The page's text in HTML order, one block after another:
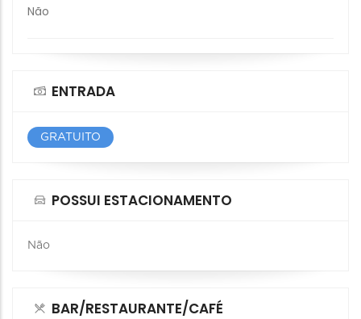
Não
ENTRADA
GRATUITO
POSSUI ESTACIONAMENTO
Não
BAR/RESTAURANTE/CAFÉ